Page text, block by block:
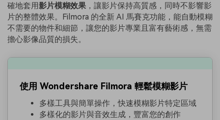
確地套用影片模糊效果 ，讓影片保持高質感，同時不影響影
片的整體效果。Filmora 的全新 AI 馬賽克功能，能自動模糊
不需要的物件和細節，讓您的影片專業且富有藝術感，無需
擔心影像品質的損失。
使用 Wondershare Filmora 輕鬆模糊影片
多樣工具與簡單操作，快速模糊影片特定區域
多樣化的影片與音效生成，豐富您的創作